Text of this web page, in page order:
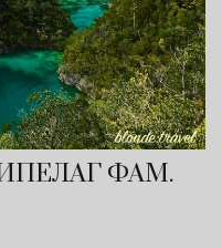
ФАМ.